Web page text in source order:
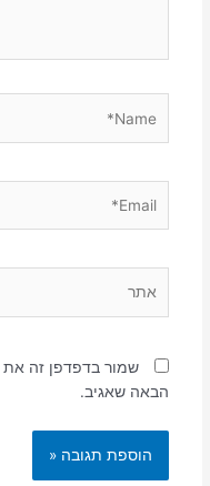
שמור בדפדפן זה
הבאה שאגיב.